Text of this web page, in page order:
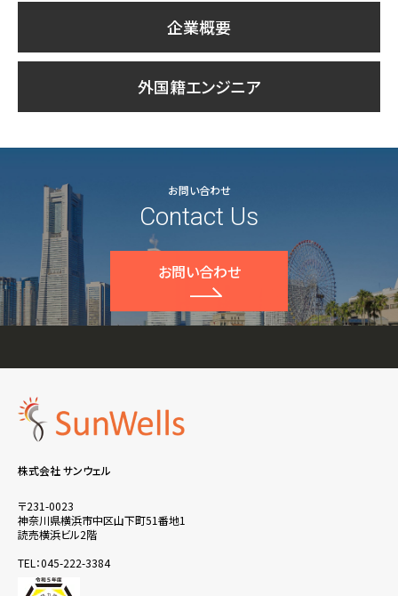
企業概要
外国籍エンジニア
お問い合わせ
Contact Us
お問い合わせ
株式会社 サンウェル
〒231-0023
神奈川県横浜市中区山下町51番地1
読売横浜ビル2階
TEL：045-222-3384